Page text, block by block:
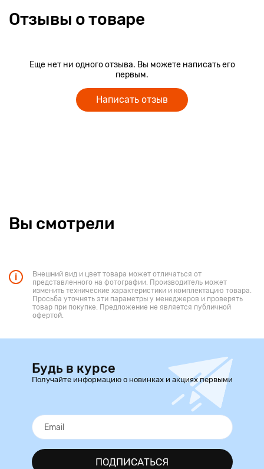
так и его окружение.
Отзывы о товаре
Еще нет ни одного отзыва. Вы можете написать его
первым.
Написать отзыв
Вы смотрели
Внешний вид и цвет товара может отличаться от
представленного на фотографии. Производитель может
изменить технические характеристики и комплектацию товара.
Просьба уточнять эти параметры у менеджеров и проверять
товар при покупке. Предложение не является публичной
офертой.
Будь в курсе
Получайте информацию о новинках и акциях первыми
ПОДПИСАТЬСЯ